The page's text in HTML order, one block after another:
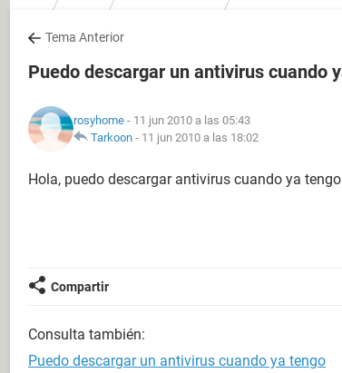
Tema Anterior
Puedo descargar un antivirus cuando
rosyhome - 11 jun 2010 a las 05:43
Tarkoon - 11 jun 2010 a las 18:02
Hola, puedo descargar antivirus cuando ya
Compartir
Consulta también:
Puedo descargar un antivirus cuando ya tengo